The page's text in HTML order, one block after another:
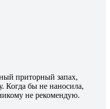
приторный запах,
бы не наносила,
не рекомендую.